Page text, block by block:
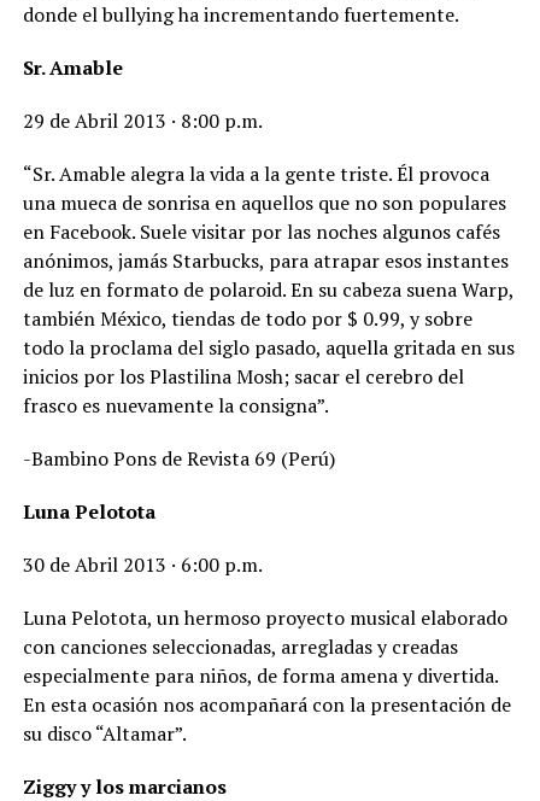
donde el bullying ha incrementando fuertemente.
Sr. Amable
29 de Abril 2013 · 8:00 p.m.
“Sr. Amable alegra la vida a la gente triste. Él provoca
una mueca de sonrisa en aquellos que no son populares
en Facebook. Suele visitar por las noches algunos cafés
anónimos, jamás Starbucks, para atrapar esos instantes
de luz en formato de polaroid. En su cabeza suena Warp,
también México, tiendas de todo por $ 0.99, y sobre
todo la proclama del siglo pasado, aquella gritada en sus
inicios por los Plastilina Mosh; sacar el cerebro del
frasco es nuevamente la consigna”.
-Bambino Pons de Revista 69 (Perú)
Luna Pelotota
30 de Abril 2013 · 6:00 p.m.
Luna Pelotota, un hermoso proyecto musical elaborado
con canciones seleccionadas, arregladas y creadas
especialmente para niños, de forma amena y divertida.
En esta ocasión nos acompañará con la presentación de
su disco “Altamar”.
Ziggy y los marcianos